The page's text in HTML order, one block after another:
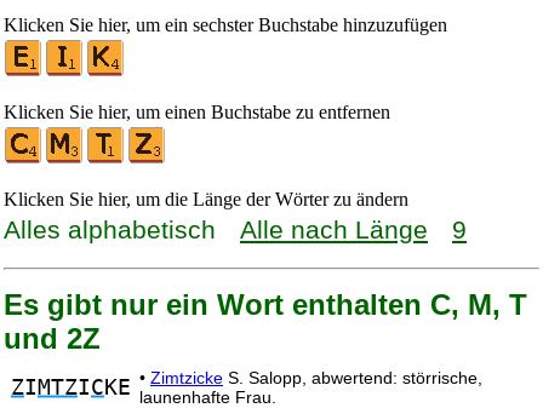
Klicken Sie hier, um ein sechster Buchstabe hinzuzufügen
Klicken Sie hier, um einen Buchstabe zu entfernen
Klicken Sie hier, um die Länge der Wörter zu ändern
Alles alphabetisch Alle nach Länge 9
Es gibt nur ein Wort enthalten C, M, T
und 2Z
ZI MTZIC KE • Zimtzicke S. Salopp, abwertend: störrische,
launenhafte Frau.